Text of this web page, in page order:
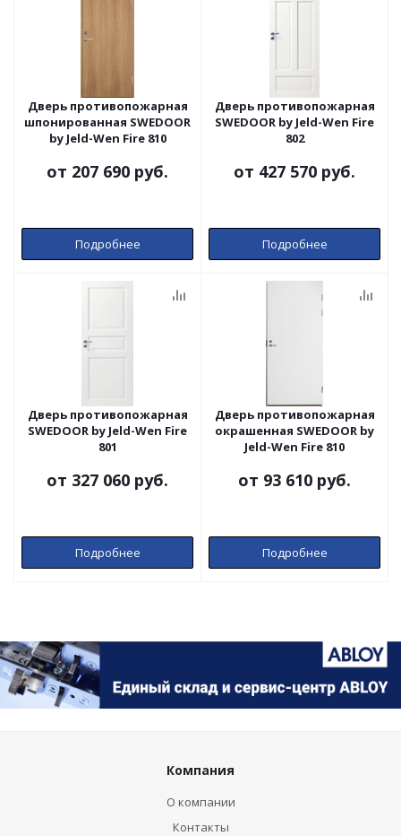
Дверь противопожарная
шпонированная SWEDOOR
by Jeld-Wen Fire 810
от 207 690 руб.
Подробнее
Дверь противопожарная
SWEDOOR by Jeld-Wen Fire
802
от 427 570 руб.
Подробнее
Дверь противопожарная
SWEDOOR by Jeld-Wen Fire
801
от 327 060 руб.
Подробнее
Дверь противопожарная
окрашенная SWEDOOR by
Jeld-Wen Fire 810
от 93 610 руб.
Подробнее
Компания
О компании
Контакты